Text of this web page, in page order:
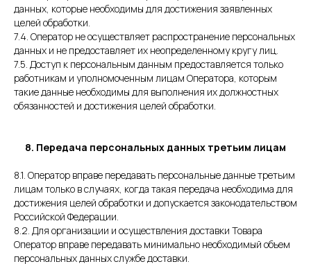
данных, которые необходимы для достижения заявленных
целей обработки.
7.4. Оператор не осуществляет распространение персональных
данных и не предоставляет их неопределенному кругу лиц.
7.5. Доступ к персональным данным предоставляется только
работникам и уполномоченным лицам Оператора, которым
такие данные необходимы для выполнения их должностных
обязанностей и достижения целей обработки.
8. Передача персональных данных третьим лицам
8.1. Оператор вправе передавать персональные данные третьим
лицам только в случаях, когда такая передача необходима для
достижения целей обработки и допускается законодательством
Российской Федерации.
8.2. Для организации и осуществления доставки Товара
Оператор вправе передавать минимально необходимый объем
персональных данных службе доставки.